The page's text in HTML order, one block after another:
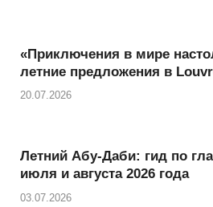
«Приключения в мире
летние предложения в
20.07.2026
Летний Абу-Даби: гид по
июля и августа 2026 года
03.07.2026